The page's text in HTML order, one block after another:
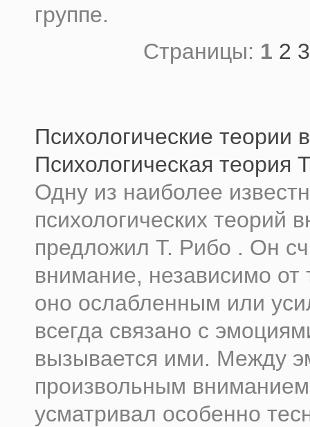
группе.
Страницы: 1 2 3
Психологические теории
Психологическая теория
Одну из наиболее
психологических теорий
предложил Т. Рибо . Он
внимание, независимо от
оно ослабленным или
всегда связано с
вызывается ими. Между
произвольным
усматривал особенно